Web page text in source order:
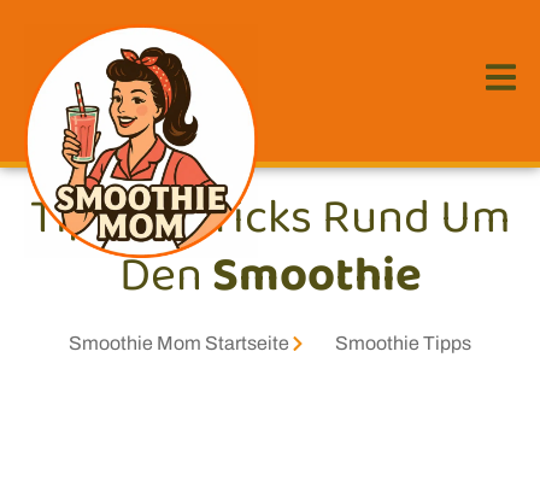
Tipps & Tricks Rund Um
DenSmoothie
Smoothie Mom Startseite Smoothie Tipps